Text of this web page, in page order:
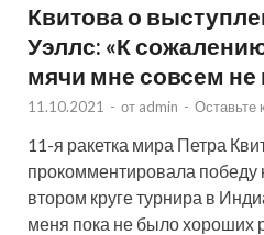
Квитова о
Уэллс: «К
мячи мне совсем не
11.10.2021 - от admin - Оставьте
11-я ракетка мира Петра
прокомментировала победу
втором круге турнира в
меня пока не было хороших